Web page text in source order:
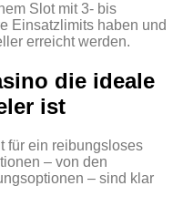
Slot mit 3‑ bis
Einsatzlimits haben und
erreicht werden.
die ideale
ist
für ein reibungsloses
– von den
– sind klar